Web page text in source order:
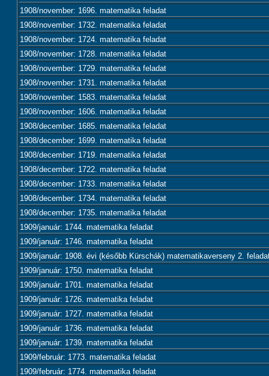
1908/november: 1696. matematika feladat
1908/november: 1732. matematika feladat
1908/november: 1724. matematika feladat
1908/november: 1728. matematika feladat
1908/november: 1729. matematika feladat
1908/november: 1731. matematika feladat
1908/november: 1583. matematika feladat
1908/november: 1606. matematika feladat
1908/december: 1685. matematika feladat
1908/december: 1699. matematika feladat
1908/december: 1719. matematika feladat
1908/december: 1722. matematika feladat
1908/december: 1733. matematika feladat
1908/december: 1734. matematika feladat
1908/december: 1735. matematika feladat
1909/január: 1744. matematika feladat
1909/január: 1746. matematika feladat
1909/január: 1908. évi (később Kürschák) matematikaverseny 2.
1909/január: 1750. matematika feladat
1909/január: 1701. matematika feladat
1909/január: 1726. matematika feladat
1909/január: 1727. matematika feladat
1909/január: 1736. matematika feladat
1909/január: 1739. matematika feladat
1909/február: 1773. matematika feladat
1909/február: 1774. matematika feladat